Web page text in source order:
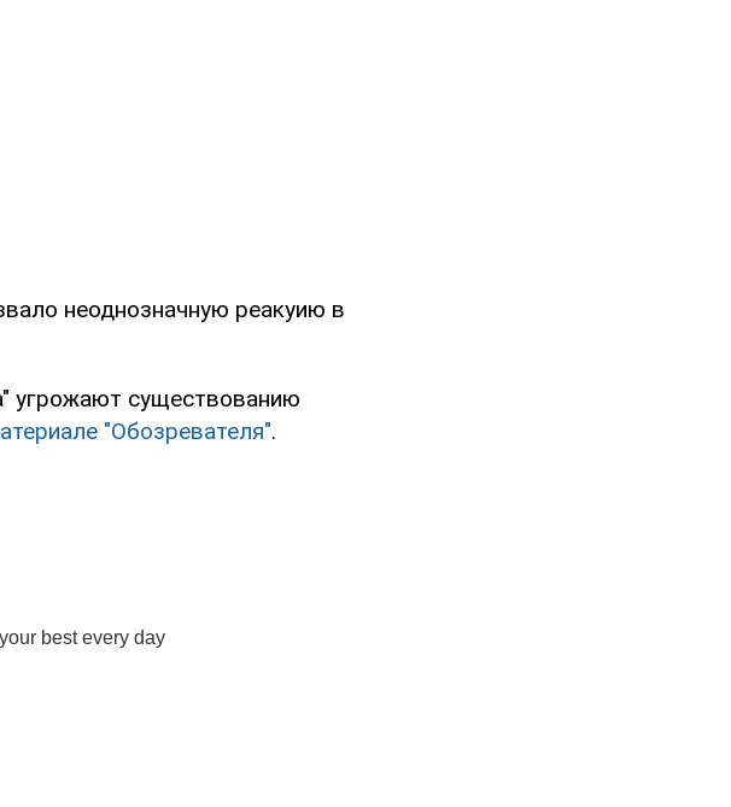
неоднозначную реакуию в
угрожают существованию
"Обозревателя".